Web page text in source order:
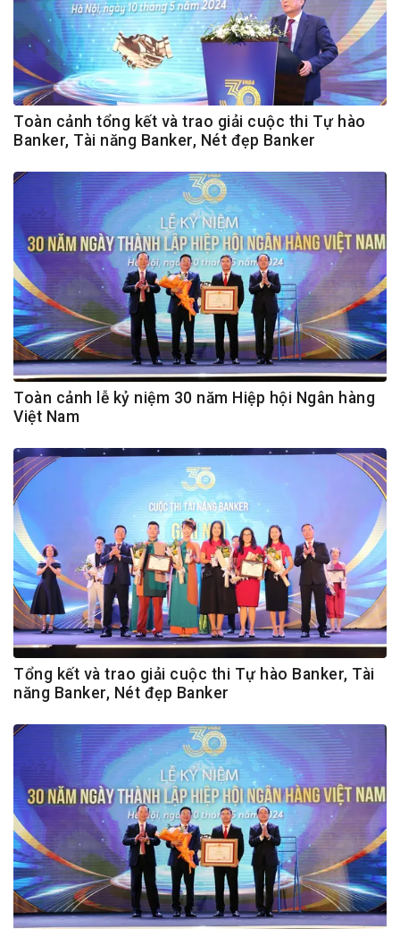
Toàn cảnh tổng kết và trao giải cuộc thi Tự hào
Banker, Tài năng Banker, Nét đẹp Banker
Toàn cảnh lễ kỷ niệm 30 năm Hiệp hội Ngân hàng
Việt Nam
Tổng kết và trao giải cuộc thi Tự hào Banker, Tài
năng Banker, Nét đẹp Banker